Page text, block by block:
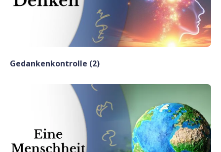
Gedankenkontrolle (2)